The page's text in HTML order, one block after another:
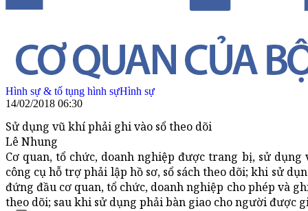
Hình sự & tố tụng hình sựHình sự
14/02/2018 06:30
Sử dụng vũ khí phải ghi vào sổ theo dõi
Lê Nhung
Cơ quan, tổ chức, doanh nghiệp được trang bị, sử
công cụ hỗ trợ phải lập hồ sơ, sổ sách theo dõi; khi sử
đứng đầu cơ quan, tổ chức, doanh nghiệp cho phép và
theo dõi; sau khi sử dụng phải bàn giao cho người được